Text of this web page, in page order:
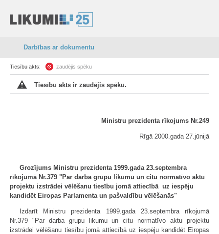
Darbības ar dokumentu
Tiesību akts: zaudējis spēku
Tiesību akts ir zaudējis spēku.
Ministru prezidenta rīkojums Nr.249
Rīgā 2000.gada 27.jūnijā
Grozījums Ministru prezidenta 1999.gada 23.septembra
rīkojumā Nr.379 "Par darba grupu likumu un citu normatīvo aktu
projektu izstrādei vēlēšanu tiesību jomā attiecībā uz iespēju
kandidēt Eiropas Parlamenta un pašvaldību vēlēšanās"
Izdarīt Ministru prezidenta 1999.gada 23.septembra rīkojumā
Nr.379 "Par darba grupu likumu un citu normatīvo aktu projektu
izstrādei vēlēšanu tiesību jomā attiecībā uz iespēju kandidēt Eiropas